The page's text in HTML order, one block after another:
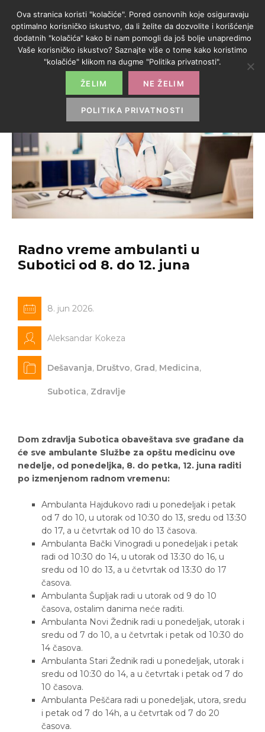
Radno vreme ambulanti u
Subotici od 8. do 12. juna
8. jun 2026.
Aleksandar Kokeza
Dešavanja, Društvo, Grad, Medicina,
Subotica, Zdravlje
Dom zdravlja Subotica obaveštava sve građane da
će sve ambulante Službe za opštu medicinu ove
nedelje, od ponedeljka, 8. do petka, 12. juna raditi
po izmenjenom radnom vremenu:
Ambulanta Hajdukovo radi u ponedeljak i petak
od 7 do 10, u utorak od 10:30 do 13, sredu od 13:30
do 17, a u četvrtak od 10 do 13 časova.
Ambulanta Bački Vinogradi u ponedeljak i petak
radi od 10:30 do 14, u utorak od 13:30 do 16, u
sredu od 10 do 13, a u četvrtak od 13:30 do 17
časova.
Ambulanta Šupljak radi u utorak od 9 do 10
časova, ostalim danima neće raditi.
Ambulanta Novi Žednik radi u ponedeljak, utorak i
sredu od 7 do 10, a u četvrtak i petak od 10:30 do
14 časova.
Ambulanta Stari Žednik radi u ponedeljak, utorak i
sredu od 10:30 do 14, a u četvrtak i petak od 7 do
10 časova.
Ambulanta Peščara radi u ponedeljak, utora, sredu
i petak od 7 do 14h, a u četvrtak od 7 do 20
časova.
Ova stranica koristi "kolačiće". Pored osnovnih koje osiguravaju
optimalno korisničko iskustvo, da li želite da dozvolite i korišćenje
dodatnih "kolačića" kako bi nam pomogli da još bolje unapredimo
Vaše korisničko iskustvo? Saznajte više o tome kako koristimo
"kolačiće" klikom na dugme "Politika privatnosti".
ŽELIM NE ŽELIM
POLITIKA PRIVATNOSTI